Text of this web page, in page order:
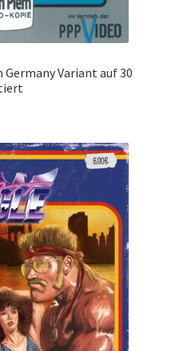
Germany Variant auf 30